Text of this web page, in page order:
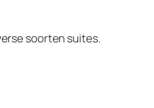
soorten suites.